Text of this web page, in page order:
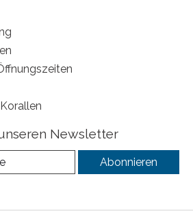
Newsletter
Abonnieren